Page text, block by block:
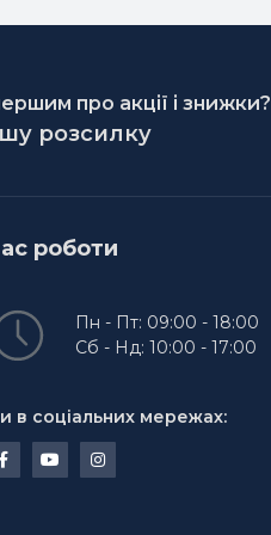
про акції і знижки?
розсилку
роботи
Пн - Пт: 09:00 - 18:00
Сб - Нд: 10:00 - 17:00
в соціальних мережах: